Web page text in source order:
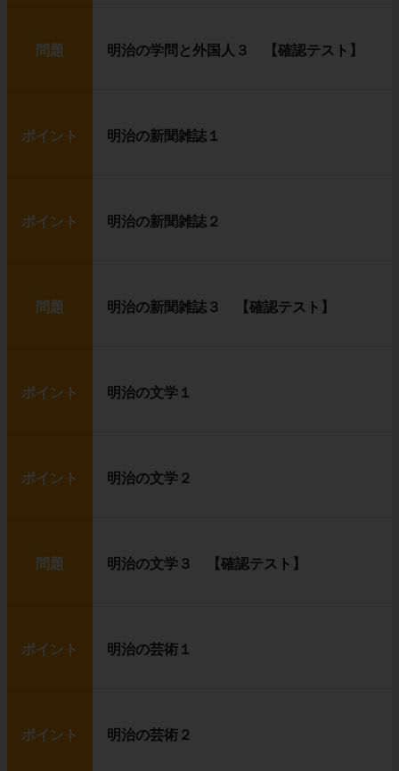
問題 明治の学問と外国人３ 【確認テスト】
ポイント 明治の新聞雑誌１
ポイント 明治の新聞雑誌２
問題 明治の新聞雑誌３ 【確認テスト】
ポイント 明治の文学１
ポイント 明治の文学２
問題 明治の文学３ 【確認テスト】
ポイント 明治の芸術１
ポイント 明治の芸術２